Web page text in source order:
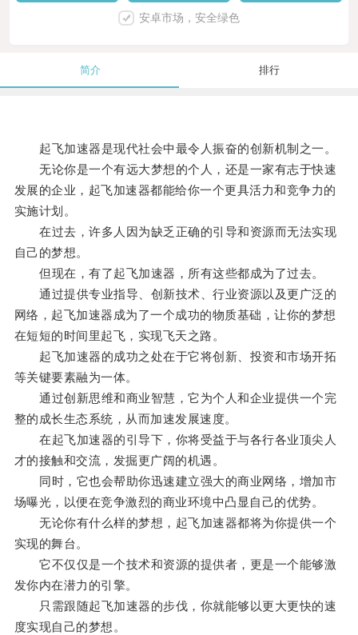
安卓市场，安全绿色
简介 排行
起飞加速器是现代社会中最令人振奋的创新机制之一。
无论你是一个有远大梦想的个人，还是一家有志于快速
发展的企业，起飞加速器都能给你一个更具活力和竞争力的
实施计划。
在过去，许多人因为缺乏正确的引导和资源而无法实现
自己的梦想。
但现在，有了起飞加速器，所有这些都成为了过去。
通过提供专业指导、创新技术、行业资源以及更广泛的
网络，起飞加速器成为了一个成功的物质基础，让你的梦想
在短短的时间里起飞，实现飞天之路。
起飞加速器的成功之处在于它将创新、投资和市场开拓
等关键要素融为一体。
通过创新思维和商业智慧，它为个人和企业提供一个完
整的成长生态系统，从而加速发展速度。
在起飞加速器的引导下，你将受益于与各行各业顶尖人
才的接触和交流，发掘更广阔的机遇。
同时，它也会帮助你迅速建立强大的商业网络，增加市
场曝光，以便在竞争激烈的商业环境中凸显自己的优势。
无论你有什么样的梦想，起飞加速器都将为你提供一个
实现的舞台。
它不仅仅是一个技术和资源的提供者，更是一个能够激
发你内在潜力的引擎。
只需跟随起飞加速器的步伐，你就能够以更大更快的速
度实现自己的梦想。